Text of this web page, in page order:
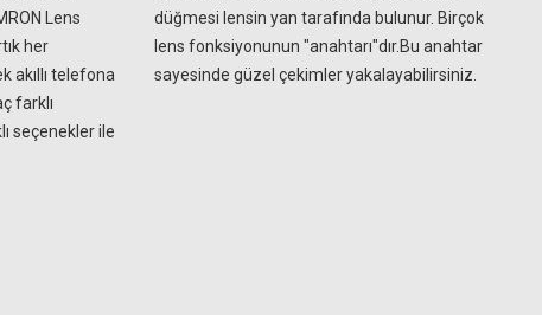
Lens
her
akıllı telefona
farklı
seçenekler ile
düğmesi lensin yan tarafında bulunur. Birçok
lens fonksiyonunun "anahtarı"dır.Bu anahtar
sayesinde güzel çekimler yakalayabilirsiniz.